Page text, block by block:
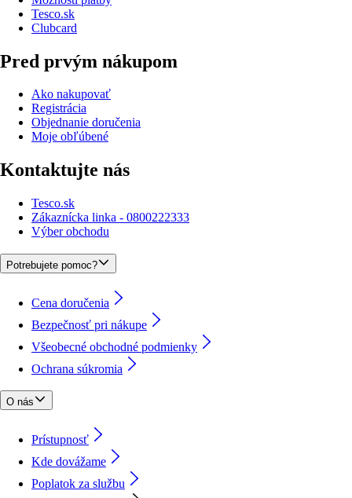
Tesco.sk
Clubcard
Pred prvým nákupom
Ako nakupovať
Registrácia
Objednanie doručenia
Moje obľúbené
Kontaktujte nás
Tesco.sk
Zákaznícka linka - 0800222333
Výber obchodu
Potrebujete pomoc?
Cena doručenia
Bezpečnosť pri nákupe
Všeobecné obchodné podmienky
Ochrana súkromia
O nás
Prístupnosť
Kde dovážame
Poplatok za službu